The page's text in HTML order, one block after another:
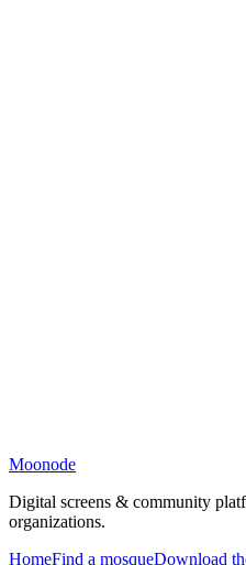
Moonode
Digital screens & community
organizations.
HomeFind a mosqueDownload